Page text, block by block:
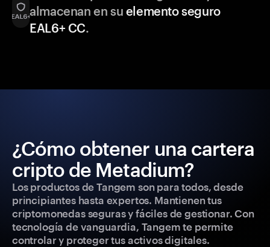
almacenan en su elemento seguro
EAL6+ CC.
¿Cómo obtener una cartera
cripto de Metadium?
Los productos de Tangem son para todos, desde
principiantes hasta expertos. Mantienen tus
criptomonedas seguras y fáciles de gestionar. Con
tecnología de vanguardia, Tangem te permite
controlar y proteger tus activos digitales.